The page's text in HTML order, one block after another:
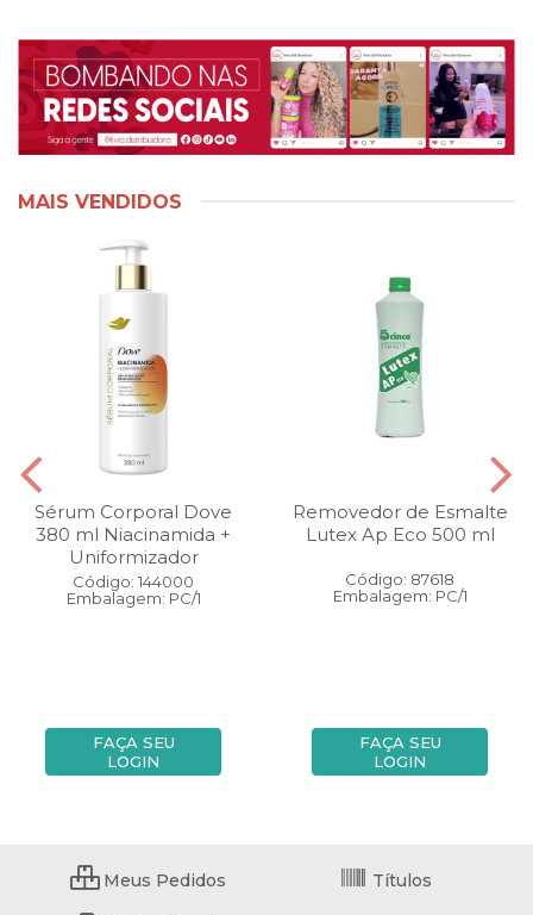
MAIS VENDIDOS
Sérum Corporal Dove
380 ml Niacinamida +
Uniformizador
Código: 144000
Embalagem: PC/1
FAÇA SEU
LOGIN
Removedor de Esmalte
Lutex Ap Eco 500 ml
Código: 87618
Embalagem: PC/1
FAÇA SEU
LOGIN
Meus Pedidos Títulos